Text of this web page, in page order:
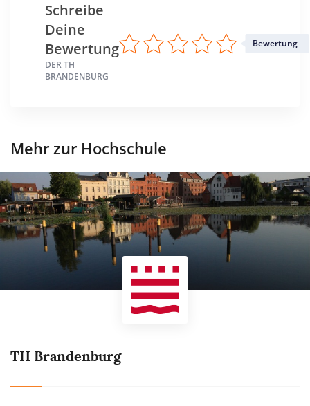
Schreibe
Deine
Bewertung
DER TH
BRANDENBURG
Bewertung
Mehr zur Hochschule
TH Brandenburg